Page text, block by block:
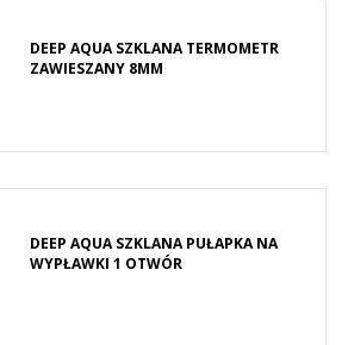
DEEP AQUA SZKLANA TERMOMETR
ZAWIESZANY 8MM
DEEP AQUA SZKLANA PUŁAPKA NA
WYPŁAWKI 1 OTWÓR